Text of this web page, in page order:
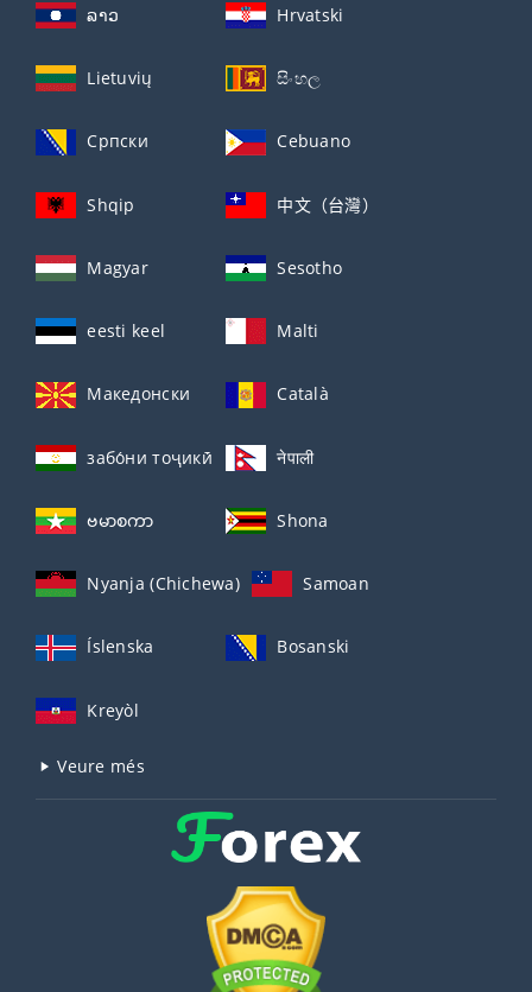
ລາວ Hrvatski
Lietuvių සිංහල
Српски Cebuano
Shqip 中文（台灣）
Magyar Sesotho
eesti keel Malti
Македонски Català
забо́ни тоҷикӣ́ नेपाली
ဗမာစကာ Shona
Nyanja (Chichewa) Samoan
Íslenska Bosanski
Kreyòl
Veure més